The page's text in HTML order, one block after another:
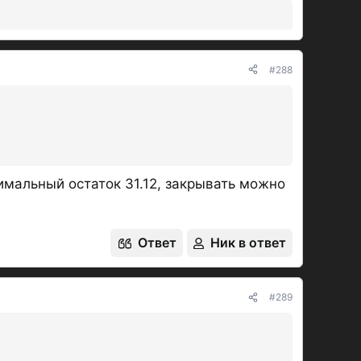
Ответ Ник в ответ
#288
остаток 31.12, закрывать можно
Ответ Ник в ответ
#289